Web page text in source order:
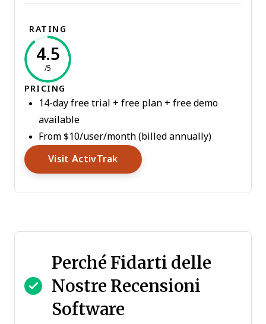
RATING
4.5
/5
PRICING
14-day free trial + free plan + free demo
available
From $10/user/month (billed annually)
Visit ActivTrakOpens New Window
Perché Fidarti delle
Nostre Recensioni
Software